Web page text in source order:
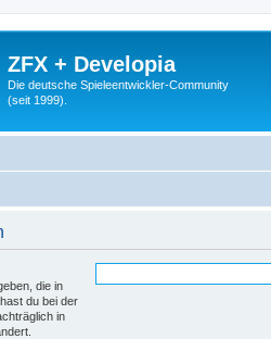
ZFX + Developia
Die deutsche Spieleentwickler-Community
(seit 1999).
die in
du bei der
in